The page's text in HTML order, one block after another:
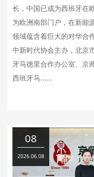
长，中国已成为西班牙在
为欧洲南部门户，在新能
领域蕴含着巨大的对华合
中新时代协会主办，北京
牙马德里合作办公室、京
西班牙马......
08
2026.06.08